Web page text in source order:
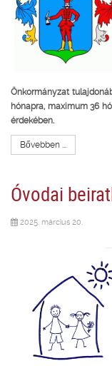
Önkormányzat
hónapra, maximum 36
érdekében.
Bővebben ...
Óvodai
2025. március 20.